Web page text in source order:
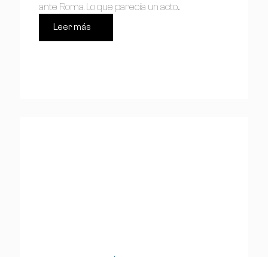
ante Roma. Lo que parecía un acto...
Leer más